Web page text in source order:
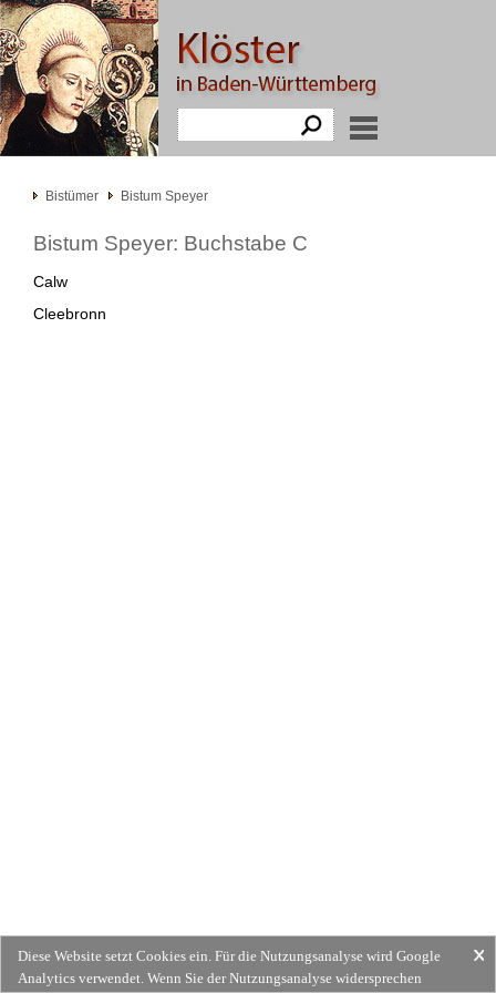
Bistümer Bistum Speyer
Bistum Speyer: Buchstabe C
Calw
Cleebronn
Diese Website setzt Cookies ein. Für die Nutzungsanalyse wird Google
Analytics verwendet. Wenn Sie der Nutzungsanalyse widersprechen